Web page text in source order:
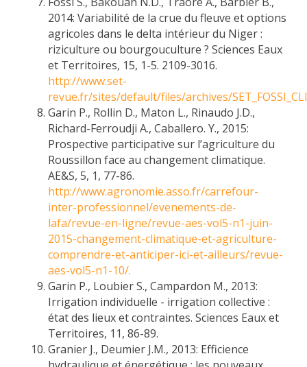
2014: Variabilité de la crue du fleuve et options
agricoles dans le delta intérieur du Niger :
riziculture ou bourgouculture ? Sciences Eaux
et Territoires, 15, 1-5. 2109-3016.
http://www.set-
revue.fr/sites/default/files/archives/
Garin P., Rollin D., Maton L., Rinaudo J.D.,
Richard-Ferroudji A., Caballero. Y., 2015:
Prospective participative sur l’agriculture du
Roussillon face au changement climatique.
AE&S, 5, 1, 77-86.
http://www.agronomie.asso.fr/carrefour-
inter-professionnel/evenements-de-
lafa/revue-en-ligne/revue-aes-vol5-n1-juin-
2015-changement-climatique-et-agriculture-
comprendre-et-anticiper-ici-et-ailleurs/revue-
aes-vol5-n1-10/.
Garin P., Loubier S., Campardon M., 2013:
Irrigation individuelle - irrigation collective :
état des lieux et contraintes. Sciences Eaux et
Territoires, 11, 86-89.
Granier J., Deumier J.M., 2013: Efficience